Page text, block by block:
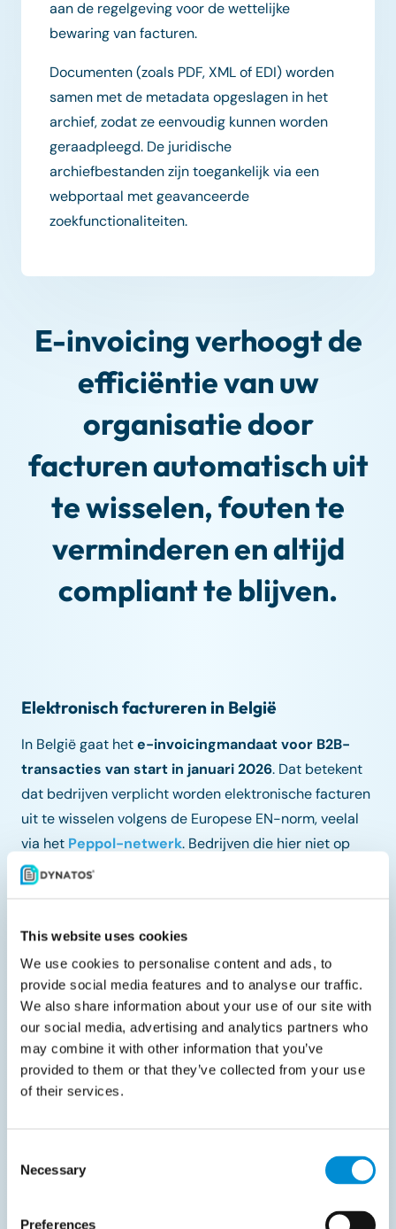
This website uses cookies
We use cookies to personalise content and ads, to
provide social media features and to analyse our traffic.
We also share information about your use of our site with
our social media, advertising and analytics partners who
may combine it with other information that you’ve
provided to them or that they’ve collected from your use
of their services.
Selection
Necessary
Preferences
aan de regelgeving voor de wettelijke
bewaring van facturen.
Documenten (zoals PDF, XML of EDI) worden
samen met de metadata opgeslagen in het
archief, zodat ze eenvoudig kunnen worden
geraadpleegd. De juridische
archiefbestanden zijn toegankelijk via een
webportaal met geavanceerde
zoekfunctionaliteiten.
E-invoicing verhoogt de
efficiëntie van uw
organisatie door
facturen automatisch uit
te wisselen, fouten te
verminderen en altijd
compliant te blijven.
Elektronisch factureren in België
In België gaat hete-invoicingmandaatvoor B2B-
transacties van start in januari 2026. Dat betekent
dat bedrijven verplicht worden elektronische facturen
uit te wisselen volgens de Europese EN-norm, veelal
via het Peppol-netwerk. Bedrijven die hier niet op
voorbereid zijn, lopen het risico op fouten,
Naast dit B2B-mandaat geldt al langer de verplichting
voor B2G-facturen (leveranciers aan de overheid). De
komende maanden zijn dus cruciaal om processen
tijdig te digitaliseren en compliant te maken. Door nu
een toekomstbestendige e-invoicingoplossing te
implementeren, voorkomt u last-minute stress en
profiteert u meteen van snellere verwerking, lagere